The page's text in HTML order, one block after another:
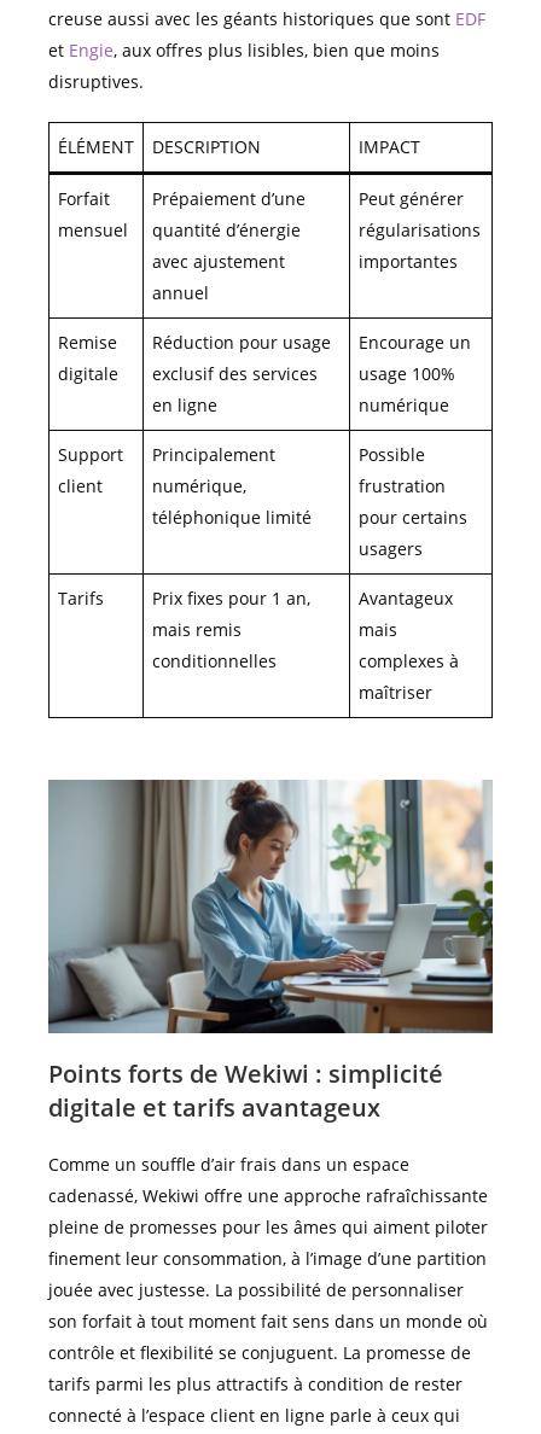
creuse aussi avec les géants historiques que sont EDF
et Engie, aux offres plus lisibles, bien que moins
disruptives.
ÉLÉMENT DESCRIPTION IMPACT
Forfait
mensuel
Prépaiement d’une
quantité d’énergie
avec ajustement
annuel
Peut générer
régularisations
importantes
Remise
digitale
Réduction pour usage
exclusif des services
en ligne
Encourage un
usage 100%
numérique
Support
client
Principalement
numérique,
téléphonique limité
Possible
frustration
pour certains
usagers
Tarifs
Prix fixes pour 1 an,
mais remis
conditionnelles
Avantageux
mais
complexes à
maîtriser
Points forts de Wekiwi : simplicité
digitale et tarifs avantageux
Comme un souffle d’air frais dans un espace
cadenassé, Wekiwi offre une approche rafraîchissante
pleine de promesses pour les âmes qui aiment piloter
finement leur consommation, à l’image d’une partition
jouée avec justesse. La possibilité de personnaliser
son forfait à tout moment fait sens dans un monde où
contrôle et flexibilité se conjuguent. La promesse de
tarifs parmi les plus attractifs à condition de rester
connecté à l’espace client en ligne parle à ceux qui